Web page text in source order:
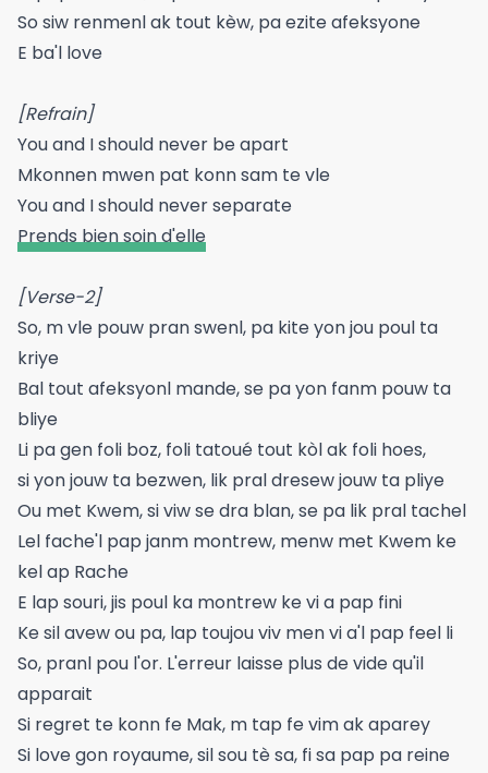
So siw renmenl ak tout kèw, pa ezite afeksyone
E ba'l love
[Refrain]
You and I should never be apart
Mkonnen mwen pat konn sam te vle
You and I should never separate
Prends bien soin d'elle
[Verse-2]
So, m vle pouw pran swenl, pa kite yon jou poul ta
kriye
Bal tout afeksyonl mande, se pa yon fanm pouw ta
bliye
Li pa gen foli boz, foli tatoué tout kòl ak foli hoes,
si yon jouw ta bezwen, lik pral dresew jouw ta pliye
Ou met Kwem, si viw se dra blan, se pa lik pral tachel
Lel fache'l pap janm montrew, menw met Kwem ke
kel ap Rache
E lap souri, jis poul ka montrew ke vi a pap fini
Ke sil avew ou pa, lap toujou viv men vi a'l pap feel li
So, pranl pou l'or. L'erreur laisse plus de vide qu'il
apparait
Si regret te konn fe Mak, m tap fe vim ak aparey
Si love gon royaume, sil sou tè sa, fi sa pap pa reine